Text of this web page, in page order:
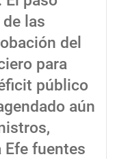
las
del
para
público
aún
Efe fuentes